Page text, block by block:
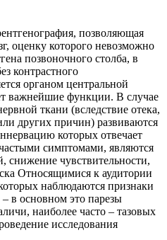
позволяющая
оценку которого невозможно
позвоночного столба, в
контрастного
органом центральной
важнейшие функции. В случае
ткани (вследствие отека,
других причин) развиваются
которых отвечает
симптомами, являются
снижение чувствительности,
Относящимися к аудитории
наблюдаются признаки
в основном это парезы
наиболее часто – тазовых
исследования